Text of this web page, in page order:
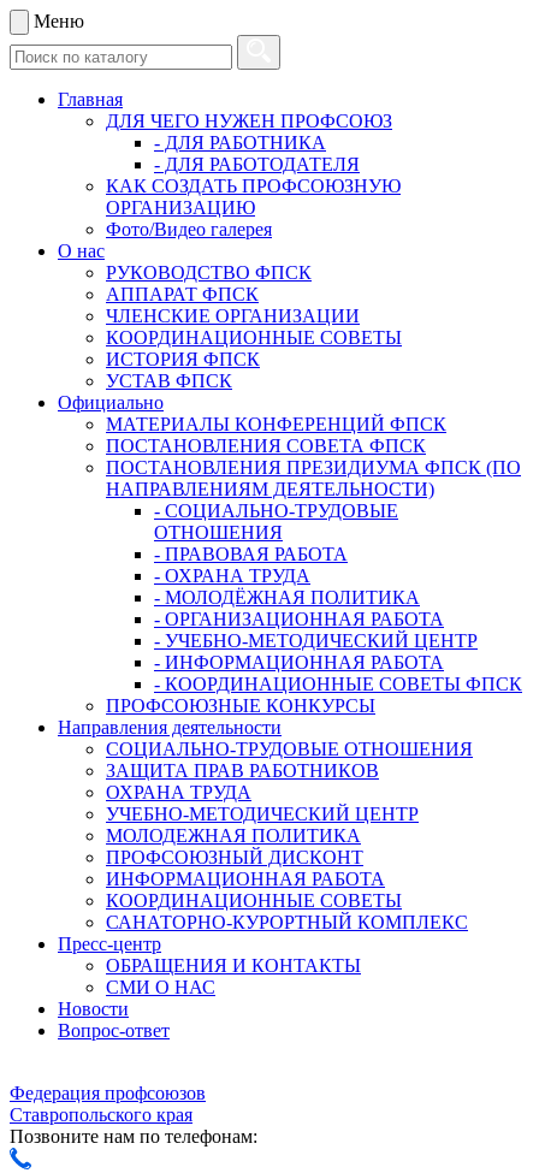
Меню
Главная
ДЛЯ ЧЕГО НУЖЕН ПРОФСОЮЗ
- ДЛЯ РАБОТНИКА
- ДЛЯ РАБОТОДАТЕЛЯ
КАК СОЗДАТЬ ПРОФСОЮЗНУЮ
ОРГАНИЗАЦИЮ
Фото/Видео галерея
О нас
РУКОВОДСТВО ФПСК
АППАРАТ ФПСК
ЧЛЕНСКИЕ ОРГАНИЗАЦИИ
КООРДИНАЦИОННЫЕ СОВЕТЫ
ИСТОРИЯ ФПСК
УСТАВ ФПСК
Официально
МАТЕРИАЛЫ КОНФЕРЕНЦИЙ ФПСК
ПОСТАНОВЛЕНИЯ СОВЕТА ФПСК
ПОСТАНОВЛЕНИЯ ПРЕЗИДИУМА ФПСК (ПО
НАПРАВЛЕНИЯМ ДЕЯТЕЛЬНОСТИ)
- СОЦИАЛЬНО-ТРУДОВЫЕ
ОТНОШЕНИЯ
- ПРАВОВАЯ РАБОТА
- ОХРАНА ТРУДА
- МОЛОДЁЖНАЯ ПОЛИТИКА
- ОРГАНИЗАЦИОННАЯ РАБОТА
- УЧЕБНО-МЕТОДИЧЕСКИЙ ЦЕНТР
- ИНФОРМАЦИОННАЯ РАБОТА
- КООРДИНАЦИОННЫЕ СОВЕТЫ ФПСК
ПРОФСОЮЗНЫЕ КОНКУРСЫ
Направления деятельности
СОЦИАЛЬНО-ТРУДОВЫЕ ОТНОШЕНИЯ
ЗАЩИТА ПРАВ РАБОТНИКОВ
ОХРАНА ТРУДА
УЧЕБНО-МЕТОДИЧЕСКИЙ ЦЕНТР
МОЛОДЕЖНАЯ ПОЛИТИКА
ПРОФСОЮЗНЫЙ ДИСКОНТ
ИНФОРМАЦИОННАЯ РАБОТА
КООРДИНАЦИОННЫЕ СОВЕТЫ
САНАТОРНО-КУРОРТНЫЙ КОМПЛЕКС
Пресс-центр
ОБРАЩЕНИЯ И КОНТАКТЫ
СМИ О НАС
Новости
Вопрос-ответ
Федерация профсоюзов
Ставропольского края
Позвоните нам по телефонам: